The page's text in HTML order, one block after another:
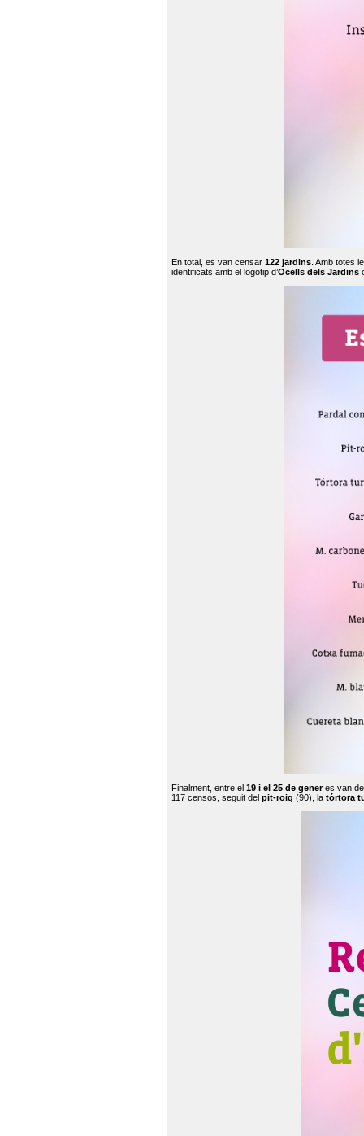
En total, es van censar 122 jardins . Amb totes
identificats amb el logotip d’Ocells dels Jardins
Finalment, entre el 19 i el 25 de generes van
117 censos, seguit del pit-roig (90), la tórtora